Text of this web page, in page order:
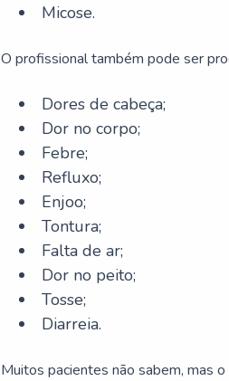
Micose.
O profissional também pode ser
Dores de cabeça;
Dor no corpo;
Febre;
Refluxo;
Enjoo;
Tontura;
Falta de ar;
Dor no peito;
Tosse;
Diarreia.
Muitos pacientes não sabem, mas